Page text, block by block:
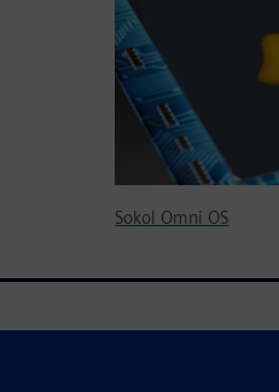
Sokol Omni OS